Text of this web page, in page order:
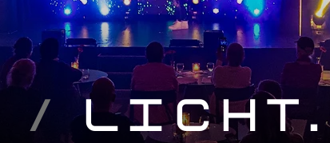
/ LICHT.